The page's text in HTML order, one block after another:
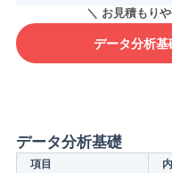
データ分析
データ分析基礎
項目